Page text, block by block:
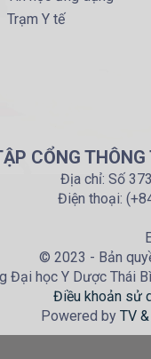
Trạm Y tế
CỔNG
Địa chỉ: Số
Điện thoại:
© 2023 - Bản
Đại học Y Dược Thái
Điều khoản sử
Powered by TV